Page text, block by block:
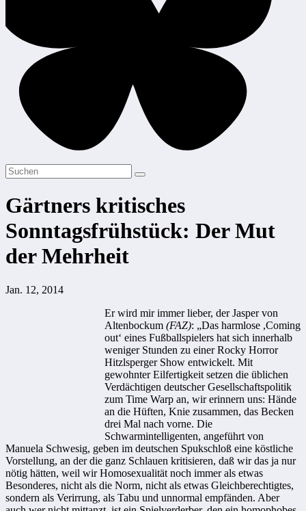
Gärtners kritisches
Sonntagsfrühstück: Der Mut
der Mehrheit
Jan. 12, 2014
Er wird mir immer lieber, der Jasper von
Altenbockum (FAZ): „Das harmlose ,Coming
out‘ eines Fußballspielers hat sich innerhalb
weniger Stunden zu einer Rocky Horror
Hitzlsperger Show entwickelt. Mit
gewohnter Eilfertigkeit setzen die üblichen
Verdächtigen deutscher Gesellschaftspolitik
zum Time Warp an, wir erinnern uns: Hände
an die Hüften, Knie zusammen, das Becken
drei Mal nach vorne. Die
Schwarmintelligenten, angeführt von
Manuela Schwesig, geben im deutschen Spukschloß eine köstliche
Vorstellung, an der die ganz Schlauen kritisieren, daß wir das ja nur
nötig hätten, weil wir Homosexualität noch immer als etwas
Besonderes, nicht als die Norm, nicht als etwas Gleichberechtigtes,
sondern als Verirrung, als Tabu und unnormal empfänden. Aber